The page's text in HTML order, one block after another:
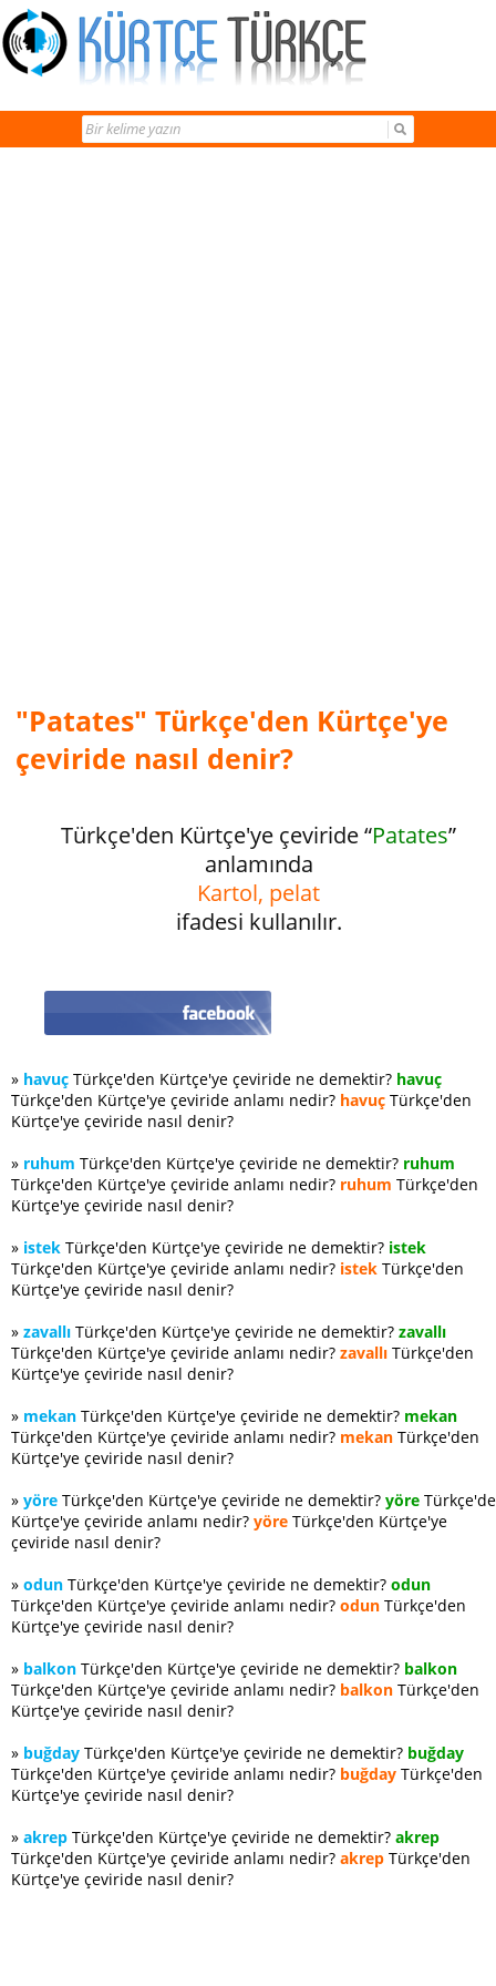
"Patates" Türkçe'den Kürtçe'ye
çeviride nasıl denir?
Türkçe'den Kürtçe'ye çeviride “Patates”
anlamında
Kartol, pelat
ifadesi kullanılır.
» havuç Türkçe'den Kürtçe'ye çeviride ne demektir? havuç
Türkçe'den Kürtçe'ye çeviride anlamı nedir? havuç Türkçe'den
Kürtçe'ye çeviride nasıl denir?
» ruhum Türkçe'den Kürtçe'ye çeviride ne demektir? ruhum
Türkçe'den Kürtçe'ye çeviride anlamı nedir? ruhum Türkçe'den
Kürtçe'ye çeviride nasıl denir?
» istek Türkçe'den Kürtçe'ye çeviride ne demektir? istek
Türkçe'den Kürtçe'ye çeviride anlamı nedir? istek Türkçe'den
Kürtçe'ye çeviride nasıl denir?
» zavallı Türkçe'den Kürtçe'ye çeviride ne demektir? zavallı
Türkçe'den Kürtçe'ye çeviride anlamı nedir? zavallı Türkçe'den
Kürtçe'ye çeviride nasıl denir?
» mekan Türkçe'den Kürtçe'ye çeviride ne demektir? mekan
Türkçe'den Kürtçe'ye çeviride anlamı nedir? mekan Türkçe'den
Kürtçe'ye çeviride nasıl denir?
» yöre Türkçe'den Kürtçe'ye çeviride ne demektir? yöre
Kürtçe'ye çeviride anlamı nedir? yöre Türkçe'den Kürtçe'ye
çeviride nasıl denir?
» odun Türkçe'den Kürtçe'ye çeviride ne demektir? odun
Türkçe'den Kürtçe'ye çeviride anlamı nedir? odun Türkçe'den
Kürtçe'ye çeviride nasıl denir?
» balkon Türkçe'den Kürtçe'ye çeviride ne demektir? balkon
Türkçe'den Kürtçe'ye çeviride anlamı nedir? balkon Türkçe'den
Kürtçe'ye çeviride nasıl denir?
» buğday Türkçe'den Kürtçe'ye çeviride ne demektir? buğday
Türkçe'den Kürtçe'ye çeviride anlamı nedir? buğday Türkçe'den
Kürtçe'ye çeviride nasıl denir?
» akrep Türkçe'den Kürtçe'ye çeviride ne demektir? akrep
Türkçe'den Kürtçe'ye çeviride anlamı nedir? akrep Türkçe'den
Kürtçe'ye çeviride nasıl denir?